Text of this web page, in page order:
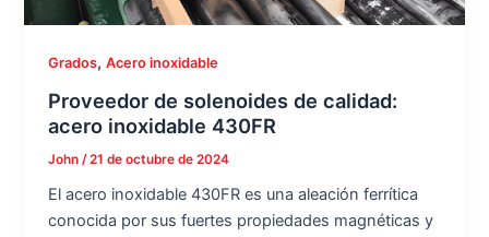
Grados,Acero inoxidable
Proveedor de solenoides de calidad:
acero inoxidable 430FR
John /21 de octubre de 2024
El acero inoxidable 430FR es una aleación ferrítica
conocida por sus fuertes propiedades magnéticas y